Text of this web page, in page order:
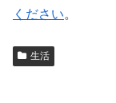
ください。
生活